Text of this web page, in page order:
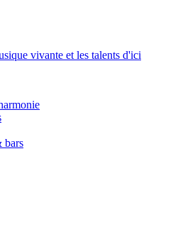
vivante et les talents d'ici
bars